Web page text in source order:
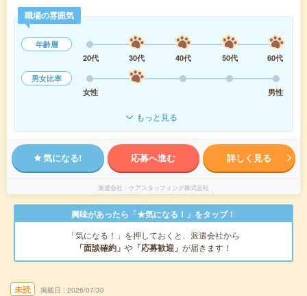
職場の雰囲気
年齢層
20代
30代 40代 50代
60代
男女比率
女性
男性
もっと見る
気になる! 応募へ進む 詳しく見る
派遣会社 ケアスタッフィング株式会社
興味があったら「★気になる！」をタップ！
「気になる！」を押しておくと、派遣会社から
「面談確約」 や 「応募歓迎」 が届きます！
未読 掲載日 2026/07/30